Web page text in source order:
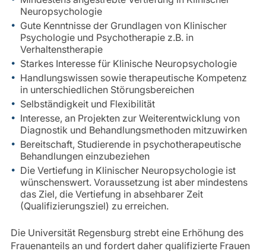
Neuropsychologie
Gute Kenntnisse der Grundlagen von Klinischer
Psychologie und Psychotherapie z.B. in
Verhaltenstherapie
Starkes Interesse für Klinische Neuropsychologie
Handlungswissen sowie therapeutische Kompetenz
in unterschiedlichen Störungsbereichen
Selbständigkeit und Flexibilität
Interesse, an Projekten zur Weiterentwicklung von
Diagnostik und Behandlungsmethoden mitzuwirken
Bereitschaft, Studierende in psychotherapeutische
Behandlungen einzubeziehen
Die Vertiefung in Klinischer Neuropsychologie ist
wünschenswert. Voraussetzung ist aber mindestens
das Ziel, die Vertiefung in absehbarer Zeit
(Qualifizierungsziel) zu erreichen.
Die Universität Regensburg strebt eine Erhöhung des
Frauenanteils an und fordert daher qualifizierte Frauen